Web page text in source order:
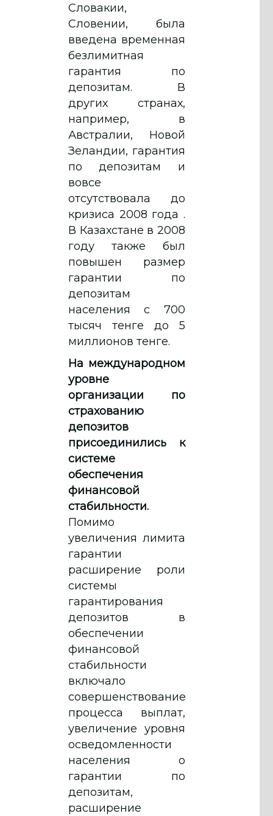
Словакии,
Словении, была
введена временная
безлимитная
гарантия по
депозитам. В
других странах,
например, в
Австралии, Новой
Зеландии, гарантия
по депозитам и
вовсе
отсутствовала до
кризиса 2008 года .
В Казахстане в 2008
году также был
повышен размер
гарантии по
депозитам
населения с 700
тысяч тенге до 5
миллионов тенге.
На международном
уровне
организации по
страхованию
депозитов
присоединились к
системе
обеспечения
финансовой
стабильности.
Помимо
увеличения лимита
гарантии
расширение роли
системы
гарантирования
депозитов в
обеспечении
финансовой
стабильности
включало
совершенствование
процесса выплат,
увеличение уровня
осведомленности
населения о
гарантии по
депозитам,
расширение